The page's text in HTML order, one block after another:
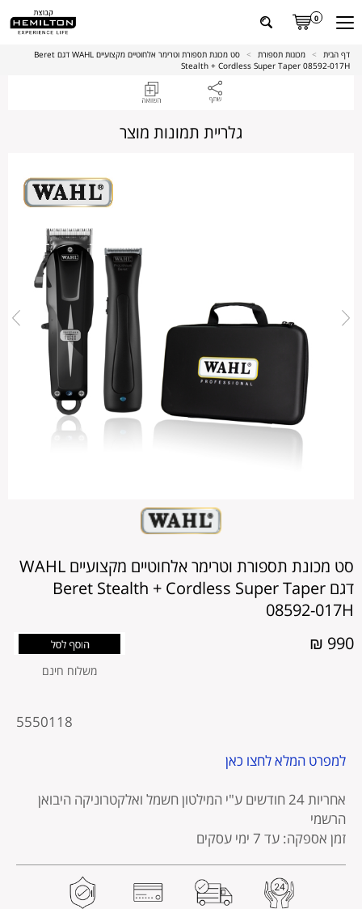
0
דף הבית > מכונות תספורת >
סט מכונת תספורת וטרימר אלחוטיים מקצועיים WAHL דגם Beret
Stealth + Cordless Super Taper 08592-017H
סט מכונת תספורת וטרימר אלחוטיים מקצועיים WAHL
דגם Beret Stealth + Cordless Super Taper
08592-017H
990 ₪
משלוח חינם
5550118
למפרט המלא לחצו כאן
אחריות 24 חודשים
ע"י המילטון חשמל ואלקטרוניקה היבואן
הרשמי
זמן אספקה: עד 7 ימי עסקים
גלריית תמונות מוצר